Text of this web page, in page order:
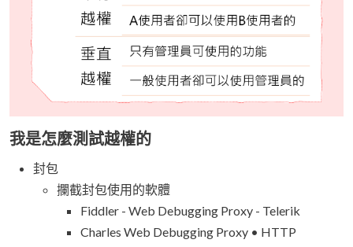
我是怎麼測試越權的
封包
攔截封包使用的軟體
Fiddler - Web Debugging Proxy - Telerik
Charles Web Debugging Proxy • HTTP